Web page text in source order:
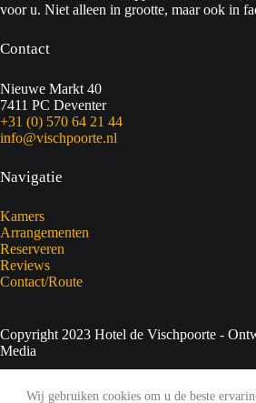
Wij gebruiken cookies om u de beste
voor u. Niet alleen in grootte, maar ook in
Contact
Nieuwe Markt 40
7411 PC Deventer
+31 (0) 570 64 21 44
info@vischpoorte.nl
Navigatie
Kamers
Arrangementen
Reserveren
Reviews
Contact/Route
Copyright 2023 Hotel de Vischpoorte -
Media
Privacyverklaring